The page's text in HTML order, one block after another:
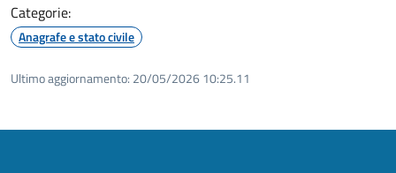
Categorie:
Anagrafe e stato civile
Ultimo aggiornamento: 20/05/2026 10:25.11